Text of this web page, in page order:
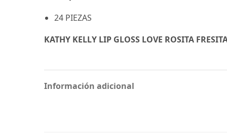
24 PIEZAS
KATHY KELLY LIP GLOSS LOVE ROSITA
Información adicional